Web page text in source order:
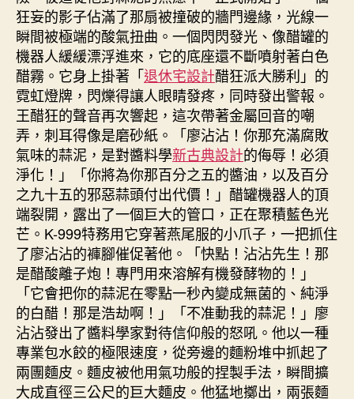
狂妄的影子佔滿了那扇被撞破的牆門邊緣，光線一
瞬間被極端的酸氣扭曲。一個閃閃發光、像醋罐的
機器人緩緩漂浮進來，它的底座還不斷噴射著白色
醋霧。它身上掛著「退休宅設計醋狂派大勝利」的
霓虹燈牌，閃爍得讓人眼睛發疼，同時發出警報。
王醋狂的聲音再次響起，這次帶著金屬回音的嘲
弄，刺耳得像是磨砂紙。「廖沾沾！你那充滿腐敗
氣味的蒜泥，是對醬料學新古典設計的侮辱！必須
淨化！」「你將為你那百分之五的醬油，以及百分
之九十五的邪惡蒜頭付出代價！」醋罐機器人的頂
端裂開，露出了一個巨大的管口，正在聚積藍色光
芒。K-999特務用它穿著燕尾服的小爪子，一把抓住
了廖沾沾的褲腳催促著他。「快點！沾沾先生！那
是醋酸離子炮！專門用來溶解有機發酵物的！」
「它會把你的蒜泥在零點一秒內變成無菌的、純淨
的白醋！那是浩劫啊！」「不准動我的蒜泥！」廖
沾沾發出了醬料學家對待信仰般的怒吼。他以一種
專業包水餃的極限速度，從旁邊的麵粉堆中抓起了
兩團麵皮。麵皮被他用氣功般的捏製手法，瞬間擴
大成直徑三公尺的巨大麵皮。他猛地擲出，兩張麵